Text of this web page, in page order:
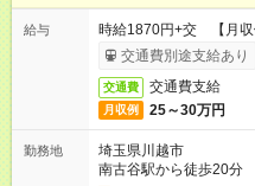
給与
時給1870円+交 【月収
交通費別途支給あり
交通費 交通費支給
月収例 25～30万円
勤務地
埼玉県川越市
南古谷駅から徒歩20分